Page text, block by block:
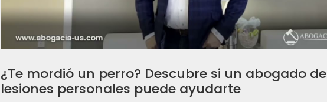
¿Te mordió un perro? Descubre si un abogado de
lesiones personales puede ayudarte